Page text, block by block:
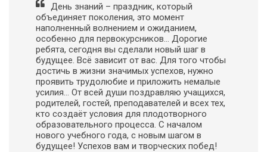
День знаний – праздник, который
объединяет поколения, это момент
наполненный волнением и ожиданием,
особенно для первокурсников… Дорогие
ребята, сегодня вы сделали новый шаг в
будущее. Всё зависит от вас. Для того чтобы
достичь в жизни значимых успехов, нужно
проявить трудолюбие и приложить немалые
усилия… От всей души поздравляю учащихся,
родителей, гостей, преподавателей и всех тех,
кто создаёт условия для плодотворного
образовательного процесса. С началом
нового учебного года, с новым шагом в
будущее! Успехов вам и творческих побед!